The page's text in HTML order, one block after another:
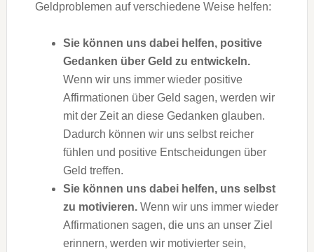
Geldproblemen auf verschiedene Weise helfen:
Sie können uns dabei helfen, positive
Gedanken über Geld zu entwickeln.
Wenn wir uns immer wieder positive
Affirmationen über Geld sagen, werden wir
mit der Zeit an diese Gedanken glauben.
Dadurch können wir uns selbst reicher
fühlen und positive Entscheidungen über
Geld treffen.
Sie können uns dabei helfen, uns selbst
zu motivieren.Wenn wir uns immer wieder
Affirmationen sagen, die uns an unser Ziel
erinnern, werden wir motivierter sein,